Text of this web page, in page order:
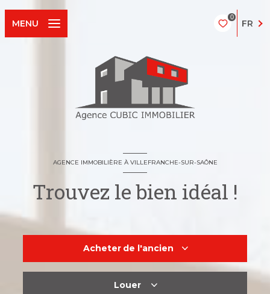
0
FR
MENU
AGENCE IMMOBILIÈRE À VILLEFRANCHE-SUR-SAÔNE
Trouvez le bien idéal !
Acheter de l'ancien
Louer